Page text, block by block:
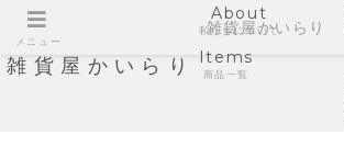
雑貨屋かいらり
About
私たちについて
Items
商品一覧
メニュー
雑貨屋かいらり